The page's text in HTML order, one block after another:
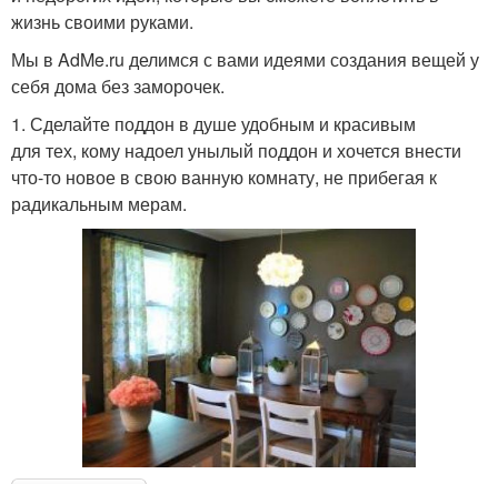
жизнь своими руками.
Мы в AdMe.ru делимся с вами идеями создания вещей у
себя дома без заморочек.
1. Сделайте поддон в душе удобным и красивым
для тех, кому надоел унылый поддон и хочется внести
что-то новое в свою ванную комнату, не прибегая к
радикальным мерам.